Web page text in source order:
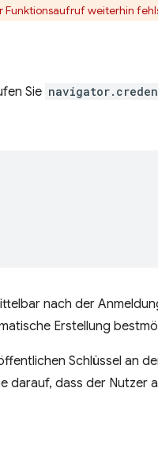
Funktionsaufruf weiterhin
Sie
nach der
Erstellung
Schlüssel an
darauf, dass der Nutzer